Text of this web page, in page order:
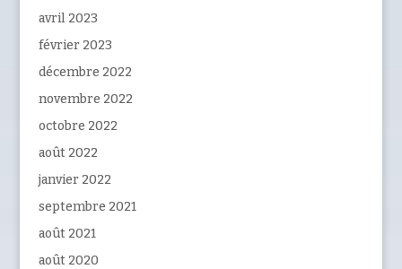
avril 2023
février 2023
décembre 2022
novembre 2022
octobre 2022
août 2022
janvier 2022
septembre 2021
août 2021
août 2020